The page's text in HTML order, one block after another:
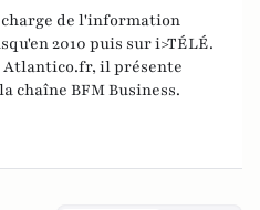
charge de l'information
2010 puis sur i>TÉLÉ.
il présente
chaîne BFM Business.